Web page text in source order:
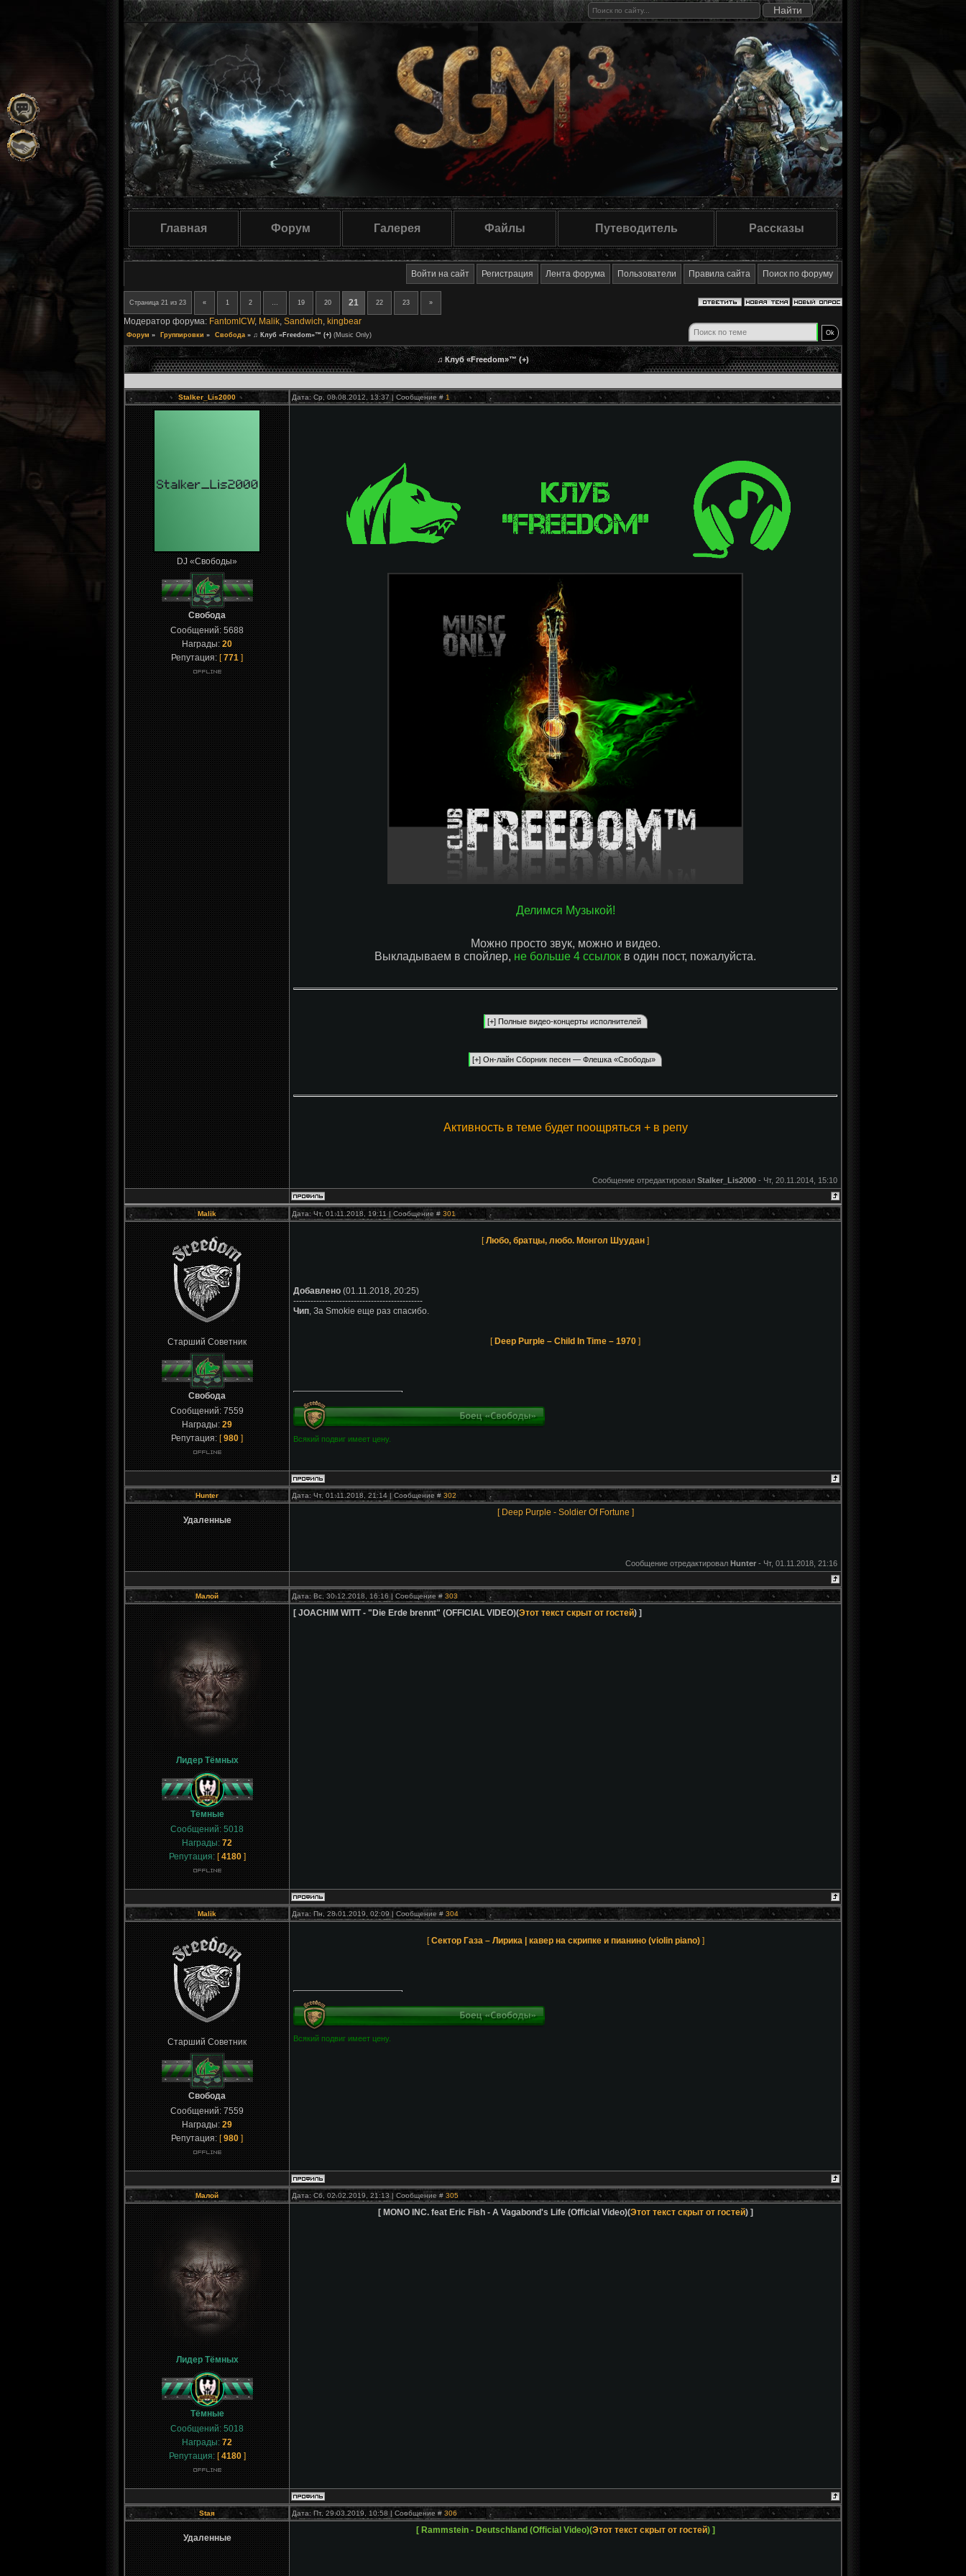
Главная Форум Галерея Файлы Путеводитель Рассказы
Войти на сайт Регистрация Лента форума Пользователи Правила сайта Поиск по форуму
Страница 21 из 23 « 1 2 … 19 20 21 22 23 »
Модератор форума: FantomICW, Malik, Sandwich, kingbear
Форум » Группировки » Свобода » ♫ Клуб «Freedom»™ (+) (Music Only)
♫ Клуб «Freedom»™ (+)
Stalker_Lis2000 Дата: Ср, 08.08.2012, 13:37 | Сообщение # 1
DJ «Свободы»
Свобода
Сообщений: 5688
Награды: 20
Репутация: [771 ]
Делимся Музыкой!
Можно просто звук, можно и видео.
Выкладываем в спойлер, не больше 4 ссылок в один пост, пожалуйста.
Активность в теме будет поощряться + в репу
Сообщение отредактировал Stalker_Lis2000 - Чт, 20.11.2014, 15:10
Malik Дата: Чт, 01.11.2018, 19:11 | Сообщение # 301
Старший Советник
Свобода
Сообщений: 7559
Награды: 29
Репутация: [980 ]
[Любо, братцы, любо. Монгол Шуудан ]
Добавлено (01.11.2018, 20:25)
---------------------------------------------
Чип, За Smokie еще раз спасибо.
[ Deep Purple – Child In Time – 1970 ]
Всякий подвиг имеет цену.
Hunter Дата: Чт, 01.11.2018, 21:14 | Сообщение # 302
Удаленные
[ Deep Purple - Soldier Of Fortune ]
Сообщение отредактировал Hunter - Чт, 01.11.2018, 21:16
Малой Дата: Вс, 30.12.2018, 16:16 | Сообщение # 303
Лидер Тёмных
Тёмные
Сообщений: 5018
Награды: 72
Репутация: [4180]
[ JOACHIM WITT - "Die Erde brennt" (OFFICIAL VIDEO)(Этот текст скрыт от гостей) ]
Malik Дата: Пн, 28.01.2019, 02:09 | Сообщение # 304
Старший Советник
Свобода
Сообщений: 7559
Награды: 29
Репутация: [980 ]
[Сектор Газа – Лирика | кавер на скрипке и пианино (violin piano)]
Всякий подвиг имеет цену.
Малой Дата: Сб, 02.02.2019, 21:13 | Сообщение # 305
Лидер Тёмных
Тёмные
Сообщений: 5018
Награды: 72
Репутация: [4180]
[ MONO INC. feat Eric Fish - A Vagabond's Life (Official Video)(Этот текст скрыт от гостей) ]
Staя Дата: Пт, 29.03.2019, 10:58 | Сообщение # 306
Удаленные
[ Rammstein - Deutschland (Official Video)(Этот текст скрыт от гостей) ]